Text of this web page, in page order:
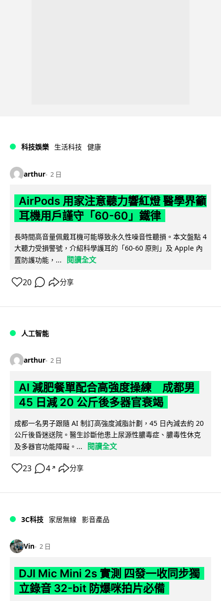
科技娛樂 生活科技 健康
arthur 2 日
AirPods 用家注意聽力響紅燈 醫學界籲
耳機用戶謹守「60-60」鐵律
長時間高音量佩戴耳機可能導致永久性噪音性聽損。本文盤點 4
大聽力受損警號，介紹科學護耳的「60-60 原則」及 Apple 內
置防護功能，...
閱讀全文
20 分享
人工智能
arthur 2 日
AI 減肥餐單配合高強度操練 成都男
45 日減 20 公斤後多器官衰竭
成都一名男子跟隨 AI 制訂高強度減脂計劃，45 日內減去約 20
公斤後昏迷送院。醫生診斷他患上尿源性膿毒症、膿毒性休克
及多器官功能障礙。...
閱讀全文
23 4 ↗ 分享
3C科技 家居無線 影音產品
Vin 2 日
DJI Mic Mini 2s 實測 四發一收同步獨
立錄音 32-bit 防爆咪拍片必備